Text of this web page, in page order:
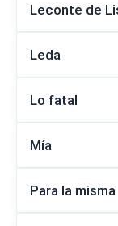
Leconte de
Leda
Lo fatal
Mía
Para la misma